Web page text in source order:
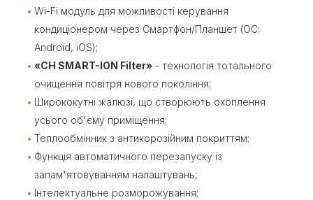
Wi-Fi модуль для можливості керування
кондиціонером через Смартфон/Планшет (ОС:
Android, iOS);
«CH SMART-ION Filter» - технологія тотального
очищення повітря нового покоління;
Ширококутні жалюзі, що створюють охоплення
усього об'єму приміщення;
Теплообмінник з антикорозійним покриттям;
Функція автоматичного перезапуску із
запам'ятовуванням налаштувань;
Інтелектуальне розморожування;